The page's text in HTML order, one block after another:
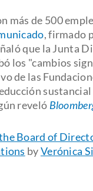
más de 500
, firmado
que la Junta
los "cambios
de las
reveló
Board of
byVerónica